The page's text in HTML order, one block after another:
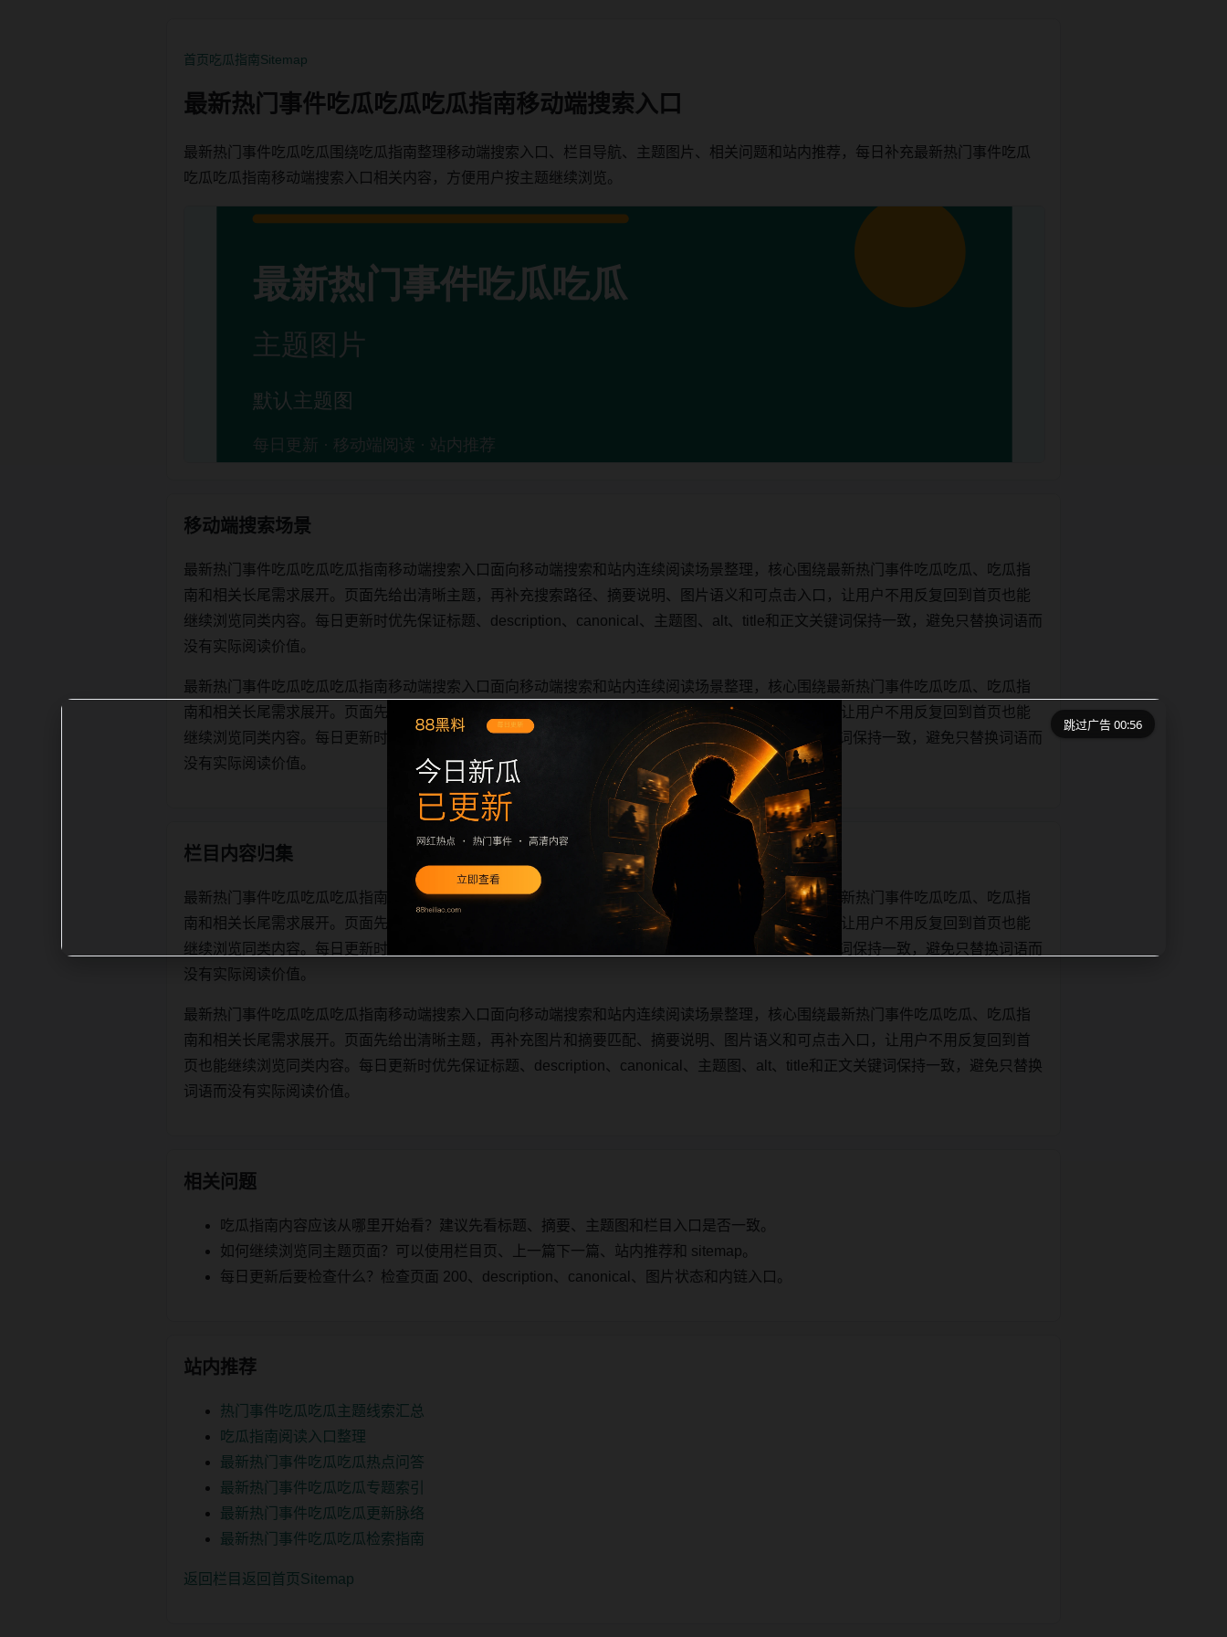
首页吃瓜指南Sitemap
最新热门事件吃瓜吃瓜吃瓜指南移动端搜索入口
最新热门事件吃瓜吃瓜围绕吃瓜指南整理移动端搜索入口、栏目导航、主题图片、相关问题和站内推荐，每日补充最新热门事件吃瓜
吃瓜吃瓜指南移动端搜索入口相关内容，方便用户按主题继续浏览。
移动端搜索场景
最新热门事件吃瓜吃瓜吃瓜指南移动端搜索入口面向移动端搜索和站内连续阅读场景整理，核心围绕最新热门事件吃瓜吃瓜、吃瓜指
南和相关长尾需求展开。页面先给出清晰主题，再补充搜索路径、摘要说明、图片语义和可点击入口，让用户不用反复回到首页也能
继续浏览同类内容。每日更新时优先保证标题、description、canonical、主题图、alt、title和正文关键词保持一致，避免只替换词语而
没有实际阅读价值。
最新热门事件吃瓜吃瓜吃瓜指南移动端搜索入口面向移动端搜索和站内连续阅读场景整理，核心围绕最新热门事件吃瓜吃瓜、吃瓜指
南和相关长尾需求展开。页面先给出清晰主题，再补充首屏判断、摘要说明、图片语义和可点击入口，让用户不用反复回到首页也能
继续浏览同类内容。每日更新时优先保证标题、description、canonical、主题图、alt、title和正文关键词保持一致，避免只替换词语而
没有实际阅读价值。
栏目内容归集
最新热门事件吃瓜吃瓜吃瓜指南移动端搜索入口面向移动端搜索和站内连续阅读场景整理，核心围绕最新热门事件吃瓜吃瓜、吃瓜指
南和相关长尾需求展开。页面先给出清晰主题，再补充栏目承接、摘要说明、图片语义和可点击入口，让用户不用反复回到首页也能
继续浏览同类内容。每日更新时优先保证标题、description、canonical、主题图、alt、title和正文关键词保持一致，避免只替换词语而
没有实际阅读价值。
最新热门事件吃瓜吃瓜吃瓜指南移动端搜索入口面向移动端搜索和站内连续阅读场景整理，核心围绕最新热门事件吃瓜吃瓜、吃瓜指
南和相关长尾需求展开。页面先给出清晰主题，再补充图片和摘要匹配、摘要说明、图片语义和可点击入口，让用户不用反复回到首
页也能继续浏览同类内容。每日更新时优先保证标题、description、canonical、主题图、alt、title和正文关键词保持一致，避免只替换
词语而没有实际阅读价值。
相关问题
吃瓜指南内容应该从哪里开始看？建议先看标题、摘要、主题图和栏目入口是否一致。
如何继续浏览同主题页面？可以使用栏目页、上一篇下一篇、站内推荐和 sitemap。
每日更新后要检查什么？检查页面 200、description、canonical、图片状态和内链入口。
站内推荐
热门事件吃瓜吃瓜主题线索汇总
吃瓜指南阅读入口整理
最新热门事件吃瓜吃瓜热点问答
最新热门事件吃瓜吃瓜专题索引
最新热门事件吃瓜吃瓜更新脉络
最新热门事件吃瓜吃瓜检索指南
返回栏目 返回首页 Sitemap
跳过广告 00:56